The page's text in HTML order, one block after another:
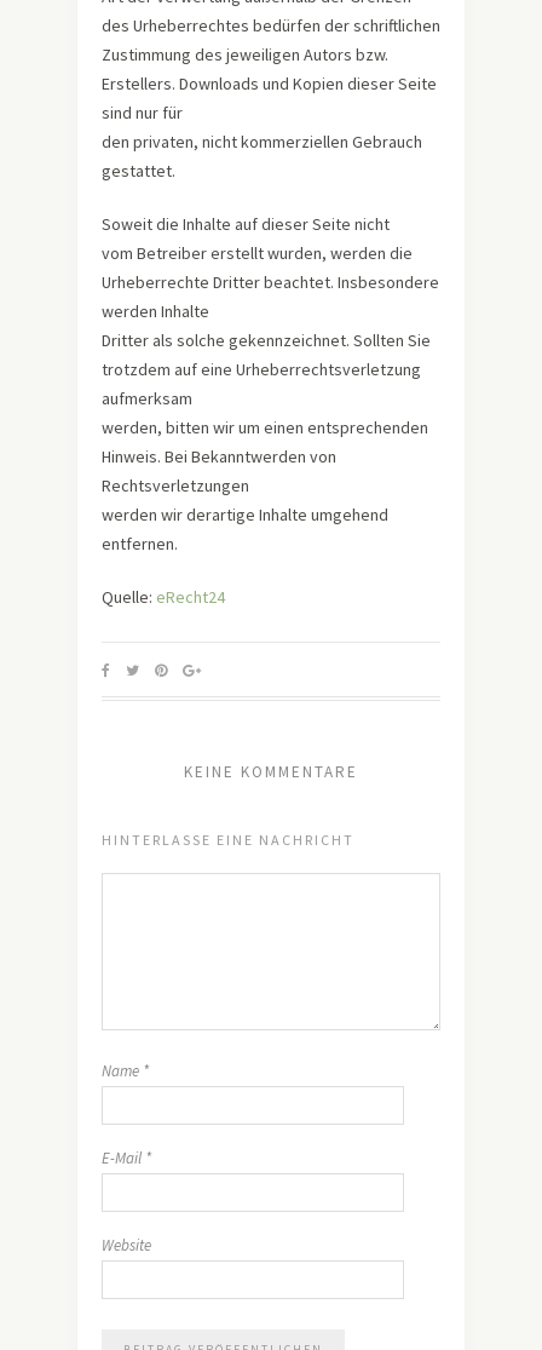
des Urheberrechtes bedürfen der schriftlichen
Zustimmung des jeweiligen Autors bzw.
Erstellers. Downloads und Kopien dieser Seite
sind nur für
den privaten, nicht kommerziellen Gebrauch
gestattet.
Soweit die Inhalte auf dieser Seite nicht
vom Betreiber erstellt wurden, werden die
Urheberrechte Dritter beachtet. Insbesondere
werden Inhalte
Dritter als solche gekennzeichnet. Sollten Sie
trotzdem auf eine Urheberrechtsverletzung
aufmerksam
werden, bitten wir um einen entsprechenden
Hinweis. Bei Bekanntwerden von
Rechtsverletzungen
werden wir derartige Inhalte umgehend
entfernen.
Quelle: eRecht24
KEINE KOMMENTARE
HINTERLASSE EINE NACHRICHT
Name *
E-Mail *
Website